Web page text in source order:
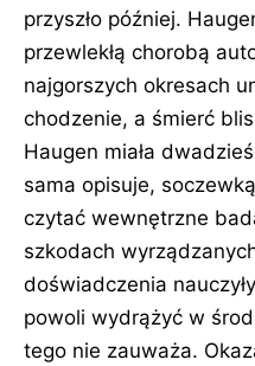
przyszło później.
przewlekłą chorobą
najgorszych okresach
chodzenie, a śmierć
Haugen miała
sama opisuje,
czytać wewnętrzne
szkodach
doświadczenia
powoli wydrążyć w
tego nie zauważa.